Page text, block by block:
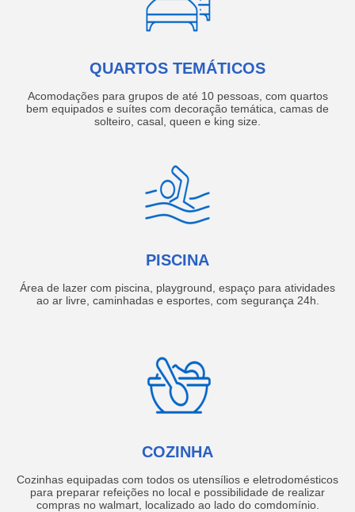
QUARTOS TEMÁTICOS
Acomodações para grupos de até 10 pessoas, com quartos
bem equipados e suítes com decoração temática, camas de
solteiro, casal, queen e king size.
PISCINA
Área de lazer com piscina, playground, espaço para atividades
ao ar livre, caminhadas e esportes, com segurança 24h.
COZINHA
Cozinhas equipadas com todos os utensílios e eletrodomésticos
para preparar refeições no local e possibilidade de realizar
compras no walmart, localizado ao lado do comdomínio.